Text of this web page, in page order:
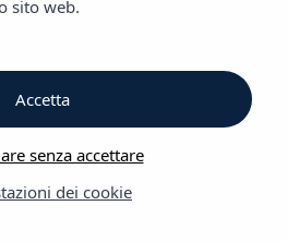
Central City
si trova in una zona privilegiata
pochi minuti a piedi dal porto e
locali notturni, negozi e
sito web.
dei cookie
senza accettare
Accetta